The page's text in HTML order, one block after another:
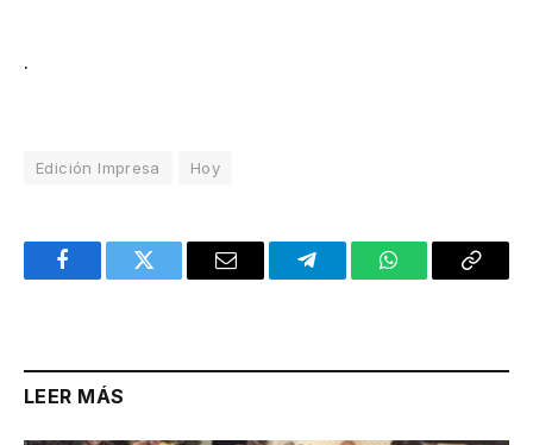
.
Edición Impresa Hoy
FacebookTwitter Email TelegramWhatsAppCopy
LEER MÁS